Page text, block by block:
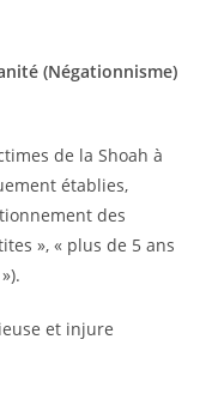
(Négationnisme)
de la Shoah à
établies,
des
», « plus de 5 ans
et injure